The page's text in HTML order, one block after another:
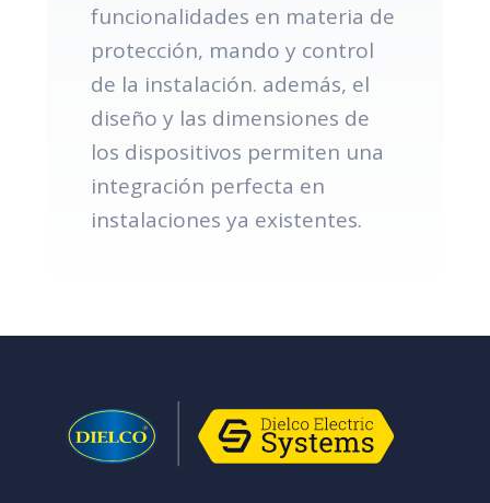
funcionalidades en materia de
protección, mando y control
de la instalación. además, el
diseño y las dimensiones de
los dispositivos permiten una
integración perfecta en
instalaciones ya existentes.